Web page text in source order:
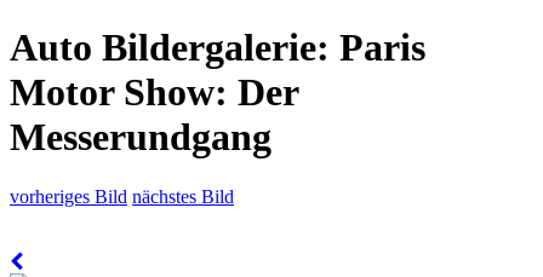
Auto Bildergalerie: Paris
Motor Show: Der
Messerundgang
vorheriges Bild nächstes Bild